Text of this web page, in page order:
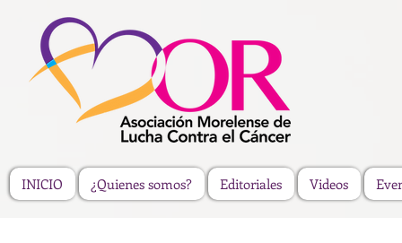
INICIO ¿Quienes somos? Editoriales Videos